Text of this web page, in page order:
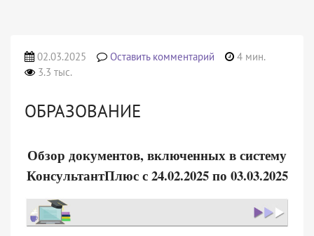
02.03.2025 Оставить комментарий
4 мин.
3.3 тыс.
ОБРАЗОВАНИЕ
Обзор документов, включенных в систему
КонсультантПлюс с 24.02.2025 по 03.03.2025